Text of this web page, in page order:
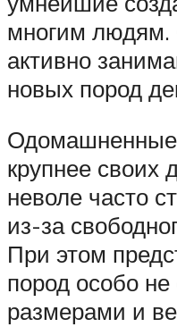
многим людям.
активно
новых пород
Одомашненные
крупнее своих
неволе часто
из-за
При этом
пород особо
размерами и